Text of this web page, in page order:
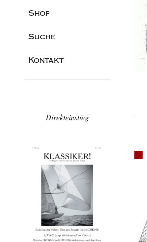
Shop
Suche
Kontakt
Direkteinstieg